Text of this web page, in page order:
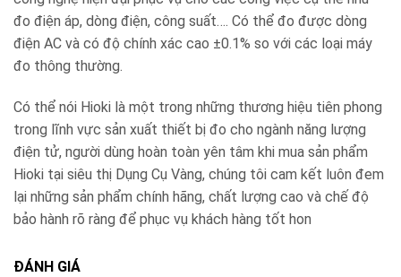
đo điện áp, dòng điện, công suất…. Có thể đo được dòng
điện AC và có độ chính xác cao ±0.1% so với các loại máy
đo thông thường.
Có thể nói Hioki là một trong những thương hiệu tiên phong
trong lĩnh vực sản xuất thiết bị đo cho ngành năng lượng
điện tử, người dùng hoàn toàn yên tâm khi mua sản phẩm
Hioki tại siêu thị Dụng Cụ Vàng, chúng tôi cam kết luôn đem
lại những sản phẩm chính hãng, chất lượng cao và chế độ
bảo hành rõ ràng để phục vụ khách hàng tốt hon
ĐÁNH GIÁ